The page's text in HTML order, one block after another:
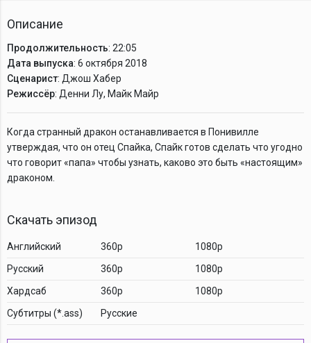
Описание
Продолжительность: 22:05
Дата выпуска: 6 октября 2018
Сценарист: Джош Хабер
Режиссёр: Денни Лу, Майк Майр
Когда странный дракон останавливается в Понивилле
утверждая, что он отец Спайка, Спайк готов сделать что угодно
что говорит «папа» чтобы узнать, каково это быть «настоящим»
драконом.
Скачать эпизод
Английский 360p
1080p
Русский
360p
1080p
Хардсаб
360p
1080p
Cубтитры (*.ass)
Русские